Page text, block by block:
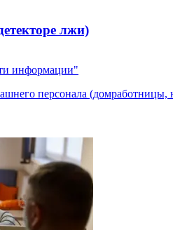
лжи)
информации"
персонала (домработницы,